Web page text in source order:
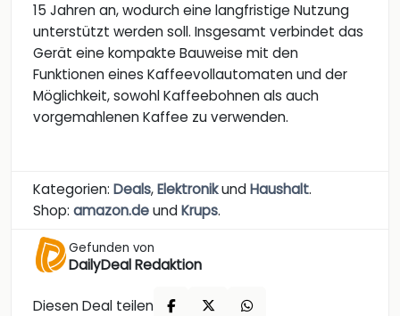
15 Jahren an, wodurch eine langfristige Nutzung
unterstützt werden soll. Insgesamt verbindet das
Gerät eine kompakte Bauweise mit den
Funktionen eines Kaffeevollautomaten und der
Möglichkeit, sowohl Kaffeebohnen als auch
vorgemahlenen Kaffee zu verwenden.
Kategorien: Deals,ElektronikundHaushalt.
Shop: amazon.deundKrups.
Gefunden von
DailyDeal Redaktion
Diesen Deal teilen